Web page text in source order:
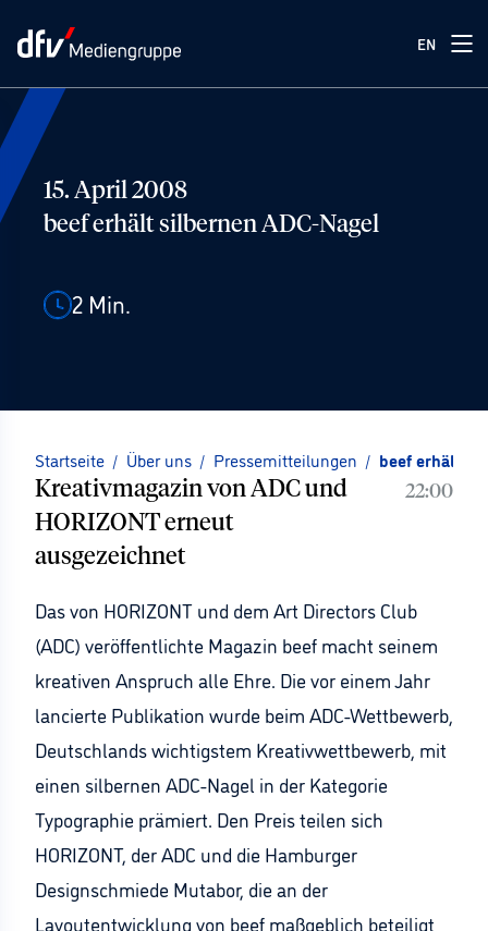
EN
15. April 2008
beef erhält silbernen ADC-Nagel
2 Min.
Startseite / Über uns / Pressemitteilungen / beef erhält
Kreativmagazin von ADC und
HORIZONT erneut
ausgezeichnet
22:00
Das von HORIZONT und dem Art Directors Club
(ADC) veröffentlichte Magazin beef macht seinem
kreativen Anspruch alle Ehre. Die vor einem Jahr
lancierte Publikation wurde beim ADC-Wettbewerb,
Deutschlands wichtigstem Kreativwettbewerb, mit
einen silbernen ADC-Nagel in der Kategorie
Typographie prämiert. Den Preis teilen sich
HORIZONT, der ADC und die Hamburger
Designschmiede Mutabor, die an der
Layoutentwicklung von beef maßgeblich beteiligt